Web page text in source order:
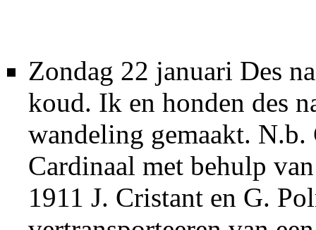
Zondag 22 januari Des
koud. Ik en honden des
wandeling gemaakt. N.b.
Cardinaal met behulp
1911 J. Cristant en G.